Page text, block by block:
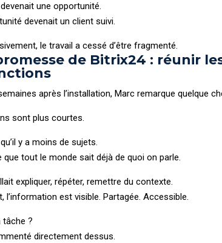
une opportunité.
devenait un client suivi.
le travail a cessé d’être fragmenté.
de Bitrix24 : réunir
après l’installation, Marc remarque quelque
sont plus courtes.
y a moins de sujets.
que tout le monde sait déjà de quoi on parle.
expliquer, répéter, remettre du contexte.
l’information est visible. Partagée. Accessible.
tâche ?
directement dessus.